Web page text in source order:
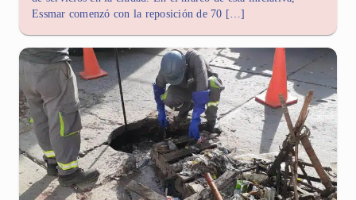
Essmar comenzó con la reposición de 70 […]